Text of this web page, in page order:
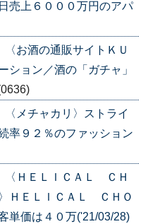
売上６０００万円のアパ
〈お酒の通販サイトＫＵ
ション／酒の「ガチャ」
〈メチャカリ〉ストライ
率９２％のファッション
〈ＨＥＬＩＣＡＬ ＣＨ
ＨＥＬＩＣＡＬ ＣＨＯ
単価は４０万('21/03/28)